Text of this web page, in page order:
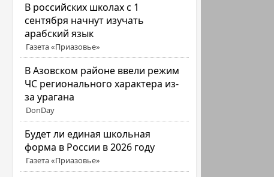
В российских школах с 1
сентября начнут изучать
арабский язык
Газета «Приазовье»
В Азовском районе ввели режим
ЧС регионального характера из-
за урагана
DonDay
Будет ли единая школьная
форма в России в 2026 году
Газета «Приазовье»